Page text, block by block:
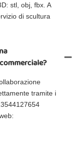
stl, obj, fbx. A
di scultura
tramite i